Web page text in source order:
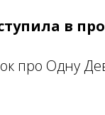
в
про Одну